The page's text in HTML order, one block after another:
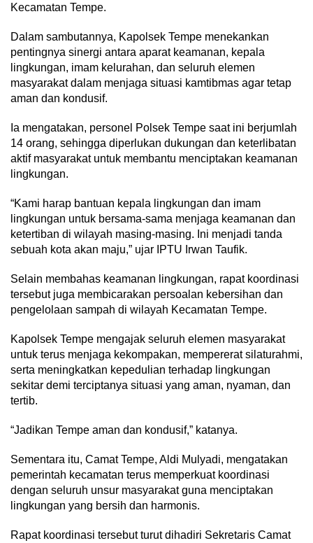
Kecamatan Tempe.
Dalam sambutannya, Kapolsek Tempe menekankan
pentingnya sinergi antara aparat keamanan, kepala
lingkungan, imam kelurahan, dan seluruh elemen
masyarakat dalam menjaga situasi kamtibmas agar tetap
aman dan kondusif.
Ia mengatakan, personel Polsek Tempe saat ini berjumlah
14 orang, sehingga diperlukan dukungan dan keterlibatan
aktif masyarakat untuk membantu menciptakan keamanan
lingkungan.
“Kami harap bantuan kepala lingkungan dan imam
lingkungan untuk bersama-sama menjaga keamanan dan
ketertiban di wilayah masing-masing. Ini menjadi tanda
sebuah kota akan maju,” ujar IPTU Irwan Taufik.
Selain membahas keamanan lingkungan, rapat koordinasi
tersebut juga membicarakan persoalan kebersihan dan
pengelolaan sampah di wilayah Kecamatan Tempe.
Kapolsek Tempe mengajak seluruh elemen masyarakat
untuk terus menjaga kekompakan, mempererat silaturahmi,
serta meningkatkan kepedulian terhadap lingkungan
sekitar demi terciptanya situasi yang aman, nyaman, dan
tertib.
“Jadikan Tempe aman dan kondusif,” katanya.
Sementara itu, Camat Tempe, Aldi Mulyadi, mengatakan
pemerintah kecamatan terus memperkuat koordinasi
dengan seluruh unsur masyarakat guna menciptakan
lingkungan yang bersih dan harmonis.
Rapat koordinasi tersebut turut dihadiri Sekretaris Camat